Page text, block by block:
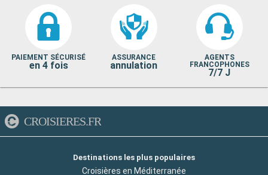
PAIEMENT SÉCURISÉ
en 4 fois
ASSURANCE
annulation
AGENTS
FRANCOPHONES
7/7 J
CROISIERES.FR
Destinations les plus populaires
Croisières en Méditerranée